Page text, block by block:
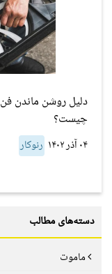
دلیل روشن ماندن
چیست؟
۰۴ آذر ۱۴۰۲ رنوکار
دسته‌های مطالب
ماموت